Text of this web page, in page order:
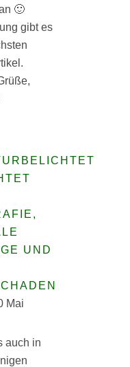
🙂
gibt es
UND
Mai
auch in